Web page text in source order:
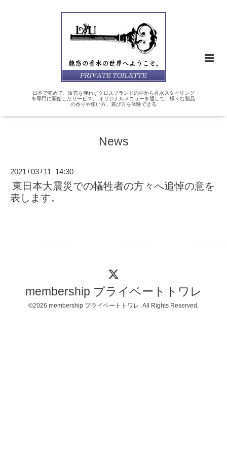
日本で初めて、販売を伴わずクロスブランドの中から香水スタイリング
を専門に開始したサービス。 オリジナルメニューを通して、様々な製品
の香りや使い方、選び方を体験できる
News
2021 /03 / 11 14:30
東日本大震災での犠牲者の方々へ追悼の意を
表します。
membership プライベートトワレ
©2026 membership プライベートトワレ. All Rights Reserved.